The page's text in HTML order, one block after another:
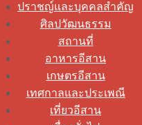
ปราชญ์และบุคคลสำคัญ
ศิลปวัฒนธรรม
สถานที่
อาหารอีสาน
เกษตรอีสาน
เทศกาลและประเพณี
เที่ยวอีสาน